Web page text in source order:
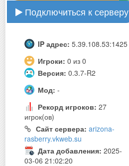
Подключиться к серверу
IP адрес: 5.39.108.53:1425
Игроки: 0 из 0
Версия: 0.3.7-R2
Мод: -
Рекорд игроков: 27
игрок(ов)
Сайт сервера: arizona-
rasberry.vkweb.su
Дата добавления: 2025-
03-06 21:02:20